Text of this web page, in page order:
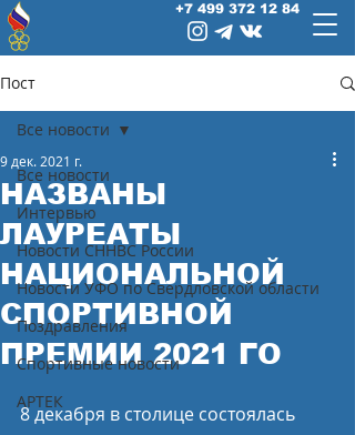
+7 499 372 12 84
Пост
Все новости
Интервью
Новости СННВС России
Новости УФО по Свердловской области
Поздравления
Спортивные новости
АРТЕК
Все новости
НАЗВАНЫ
ЛАУРЕАТЫ
НАЦИОНАЛЬНОЙ
СПОРТИВНОЙ
ПРЕМИИ 2021 ГО
9 дек. 2021 г.
8 декабря в столице состоялась